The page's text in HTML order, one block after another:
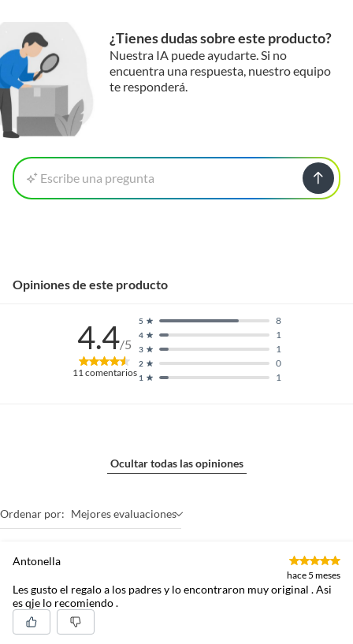
¿Tienes dudas sobre este producto?
Nuestra IA puede ayudarte. Si no
encuentra una respuesta, nuestro equipo
te responderá.
Escribe una pregunta
Opiniones de este producto
4.4/5
11comentarios 1 1
2 0
3 1
4 1
5 8
Ocultar todas las opiniones
Ordenar por: Mejores evaluaciones
Antonella
hace 5 meses
Les gusto el regalo a los padres y lo encontraron muy original . Asi
es qje lo recomiendo .